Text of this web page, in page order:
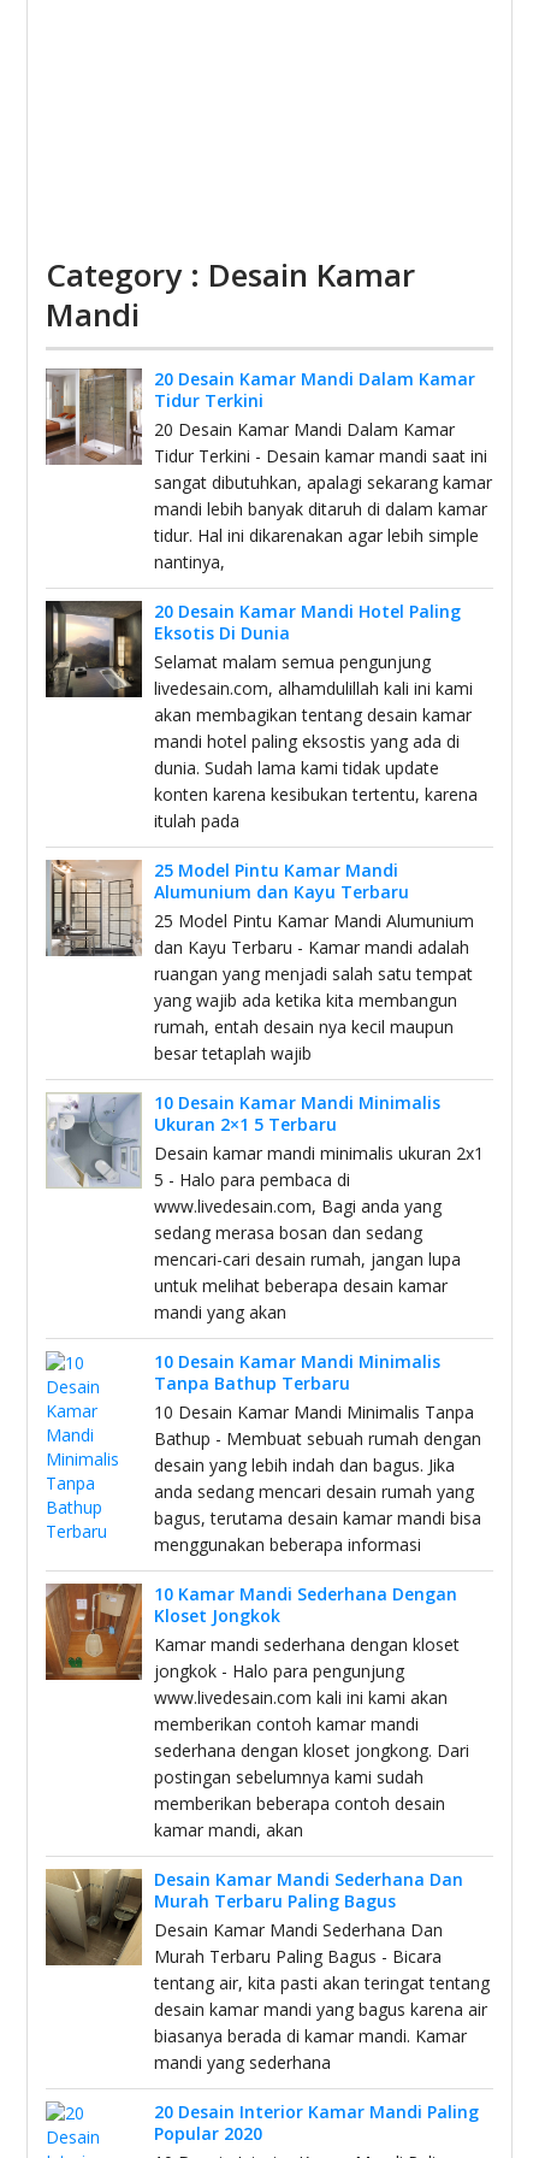
Category : Desain Kamar
Mandi
20 Desain Kamar Mandi Dalam Kamar
Tidur Terkini
20 Desain Kamar Mandi Dalam Kamar
Tidur Terkini - Desain kamar mandi saat ini
sangat dibutuhkan, apalagi sekarang kamar
mandi lebih banyak ditaruh di dalam kamar
tidur. Hal ini dikarenakan agar lebih simple
nantinya,
20 Desain Kamar Mandi Hotel Paling
Eksotis Di Dunia
Selamat malam semua pengunjung
livedesain.com, alhamdulillah kali ini kami
akan membagikan tentang desain kamar
mandi hotel paling eksostis yang ada di
dunia. Sudah lama kami tidak update
konten karena kesibukan tertentu, karena
itulah pada
25 Model Pintu Kamar Mandi
Alumunium dan Kayu Terbaru
25 Model Pintu Kamar Mandi Alumunium
dan Kayu Terbaru - Kamar mandi adalah
ruangan yang menjadi salah satu tempat
yang wajib ada ketika kita membangun
rumah, entah desain nya kecil maupun
besar tetaplah wajib
10 Desain Kamar Mandi Minimalis
Ukuran 2×1 5 Terbaru
Desain kamar mandi minimalis ukuran 2x1
5 - Halo para pembaca di
www.livedesain.com, Bagi anda yang
sedang merasa bosan dan sedang
mencari-cari desain rumah, jangan lupa
untuk melihat beberapa desain kamar
mandi yang akan
10 Desain Kamar Mandi Minimalis
Tanpa Bathup Terbaru
10 Desain Kamar Mandi Minimalis Tanpa
Bathup - Membuat sebuah rumah dengan
desain yang lebih indah dan bagus. Jika
anda sedang mencari desain rumah yang
bagus, terutama desain kamar mandi bisa
menggunakan beberapa informasi
10 Kamar Mandi Sederhana Dengan
Kloset Jongkok
Kamar mandi sederhana dengan kloset
jongkok - Halo para pengunjung
www.livedesain.com kali ini kami akan
memberikan contoh kamar mandi
sederhana dengan kloset jongkong. Dari
postingan sebelumnya kami sudah
memberikan beberapa contoh desain
kamar mandi, akan
Desain Kamar Mandi Sederhana Dan
Murah Terbaru Paling Bagus
Desain Kamar Mandi Sederhana Dan
Murah Terbaru Paling Bagus - Bicara
tentang air, kita pasti akan teringat tentang
desain kamar mandi yang bagus karena air
biasanya berada di kamar mandi. Kamar
mandi yang sederhana
20 Desain Interior Kamar Mandi Paling
Popular 2020